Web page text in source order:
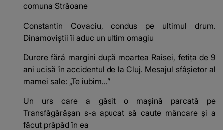
comuna Străoane
Constantin Covaciu, condus pe ultimul drum.
Dinamoviștii îi aduc un ultim omagiu
Durere fără margini după moartea Raisei, fetița de 9
ani ucisă în accidentul de la Cluj. Mesajul sfâșietor al
mamei sale: „Te iubim…”
Un urs care a găsit o mașină parcată pe
Transfăgărășan s-a apucat să caute mâncare și a
făcut prăpăd în ea